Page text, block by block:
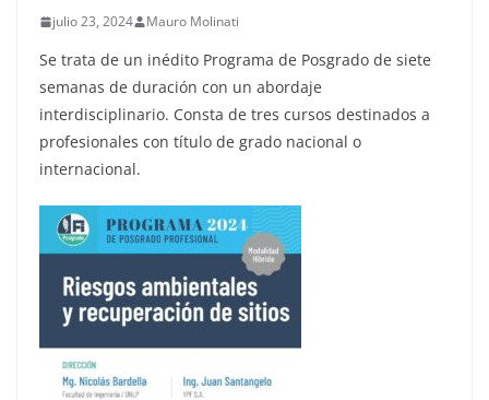
julio 23, 2024 Mauro Molinati
Se trata de un inédito Programa de Posgrado de siete
semanas de duración con un abordaje
interdisciplinario. Consta de tres cursos destinados a
profesionales con título de grado nacional o
internacional.